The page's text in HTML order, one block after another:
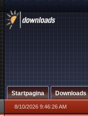
Startpagina Downloads
8/10/2026 9:46:26 AM